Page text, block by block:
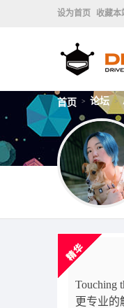
设为首页 收藏本
首页 > 论坛 >
Touching
更专业的